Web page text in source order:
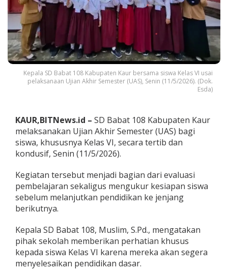
a
u
p
t
e
n
K
B
e
r
j
a
a
n
L
a
a
r
K
e
Kepala SD Babat 108 Kabupaten Kaur bersama siswa Kelas VI usai
pelaksanaan Ujian Akhir Semester (UAS), Senin (11/5/2026). (Dok.
Esda)
KAUR,BITNews.id – SD Babat 108 Kabupaten Kaur
melaksanakan Ujian Akhir Semester (UAS) bagi
siswa, khususnya Kelas VI, secara tertib dan
kondusif, Senin (11/5/2026).
Kegiatan tersebut menjadi bagian dari evaluasi
pembelajaran sekaligus mengukur kesiapan siswa
sebelum melanjutkan pendidikan ke jenjang
berikutnya.
Kepala SD Babat 108, Muslim, S.Pd., mengatakan
pihak sekolah memberikan perhatian khusus
kepada siswa Kelas VI karena mereka akan segera
menyelesaikan pendidikan dasar.